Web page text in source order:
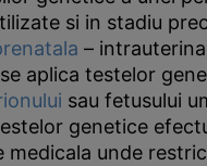
si in stadiu
–
aplica testelor
sau fetusului
genetice
medicala unde